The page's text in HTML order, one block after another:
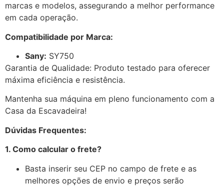
marcas e modelos, assegurando a melhor performance
em cada operação.
Compatibilidade por Marca:
Sany: SY750
Garantia de Qualidade: Produto testado para oferecer
máxima eficiência e resistência.
Mantenha sua máquina em pleno funcionamento com a
Casa da Escavadeira!
Dúvidas Frequentes:
1. Como calcular o frete?
Basta inserir seu CEP no campo de frete e as
melhores opções de envio e preços serão